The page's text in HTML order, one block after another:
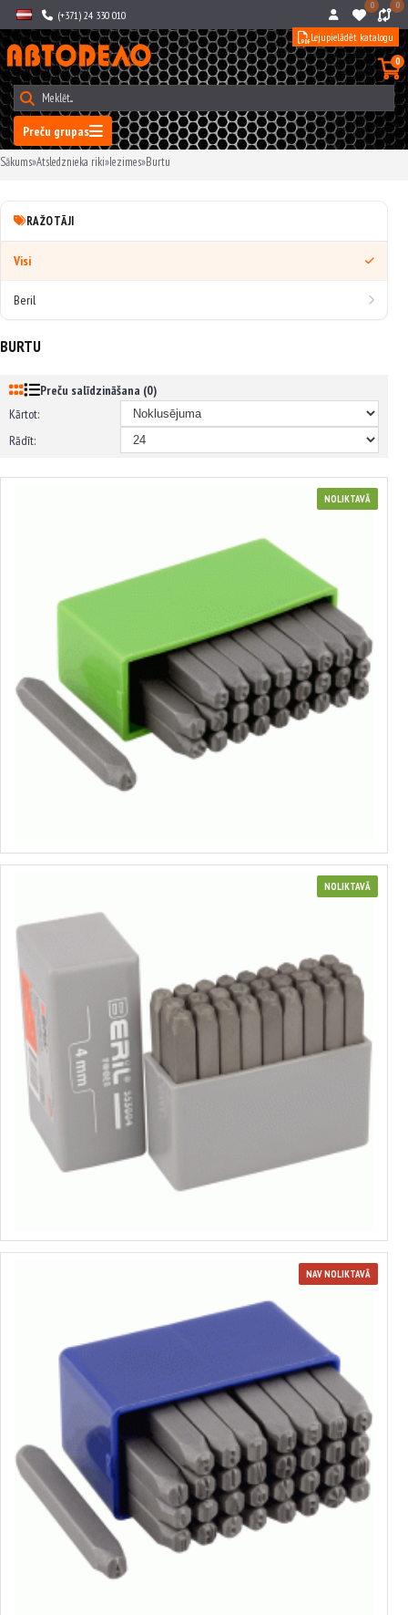
(+371) 24 330 010
0 0
Preču grupas
0
Lejupielādēt katalogu
Sākums»Atsledznieka riki»Iezimes»Burtu
RAŽOTĀJI
Visi
Beril
BURTU
Preču salīdzināšana (0)
Kārtot:
Rādīt:
NOLIKTAVĀ
Burtu spiedpogu komplekts
no 8.74€ līdz 34.30€
NOLIKTAVĀ
Burtu spiedpogu komplekts
no 8.64€ līdz 28.25€
NAV NOLIKTAVĀ
Burtu spiedpogu komplekts